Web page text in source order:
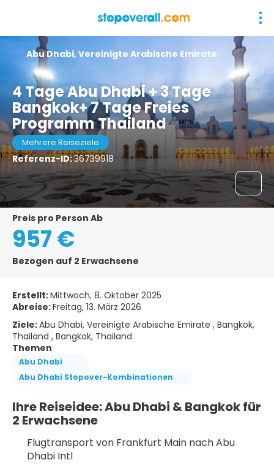
4 Tage Abu Dhabi + 3 Tage
Bangkok+ 7 Tage Freies
Programm Thailand
Mehrere Reiseziele
Referenz-ID:36739918
Abu Dhabi, Vereinigte Arabische Emirate
Preis pro Person Ab
957 €
Bezogen auf 2 Erwachsene
Erstellt:Mittwoch, 8. Oktober 2025
Abreise:Freitag, 13. März 2026
Ziele:Abu Dhabi, Vereinigte Arabische Emirate , Bangkok,
Thailand , Bangkok, Thailand
Themen
Abu Dhabi
Abu Dhabi Stopover-Kombinationen
Ihre Reiseidee: Abu Dhabi & Bangkok für
2 Erwachsene
Flugtransport von Frankfurt Main nach Abu
Dhabi Intl